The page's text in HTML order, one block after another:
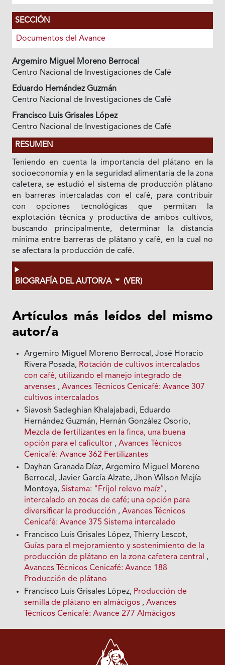
SECCIÓN
Documentos del Avance
Argemiro Miguel Moreno Berrocal
Centro Nacional de Investigaciones de Café
Eduardo Hernández Guzmán
Centro Nacional de Investigaciones de Café
Francisco Luis Grisales López
Centro Nacional de Investigaciones de Café
RESUMEN
Teniendo en cuenta la importancia del plátano en la
socioeconomía y en la seguridad alimentaria de la zona
cafetera, se estudió el sistema de producción plátano
en barreras intercaladas con el café, para contribuir
con opciones tecnológicas que permitan la
explotación técnica y productiva de ambos cultivos,
buscando principalmente, determinar la distancia
mínima entre barreras de plátano y café, en la cual no
se afectara la producción de café.
BIOGRAFÍA DEL AUTOR/A (VER)
Artículos más leídos del mismo
autor/a
Argemiro Miguel Moreno Berrocal, José Horacio
Rivera Posada, Rotación de cultivos intercalados
con café, utilizando el manejo integrado de
arvenses ,Avances Técnicos Cenicafé: Avance 307
cultivos intercalados
Siavosh Sadeghian Khalajabadi, Eduardo
Hernández Guzmán, Hernán González Osorio,
Mezcla de fertilizantes en la finca, una buena
opción para el caficultor ,Avances Técnicos
Cenicafé: Avance 362 Fertilizantes
Dayhan Granada Díaz, Argemiro Miguel Moreno
Berrocal, Javier García Alzate, Jhon Wilson Mejía
Montoya,Sistema: "Fríjol relevo maíz",
intercalado en zocas de café; una opción para
diversificar la producción ,Avances Técnicos
Cenicafé: Avance 375 Sistema intercalado
Francisco Luis Grisales López, Thierry Lescot,
Guías para el mejoramiento y sostenimiento de la
producción de plátano en la zona cafetera central ,
Avances Técnicos Cenicafé: Avance 188
Producción de plátano
Francisco Luis Grisales López, Producción de
semilla de plátano en almácigos ,Avances
Técnicos Cenicafé: Avance 277 Almácigos